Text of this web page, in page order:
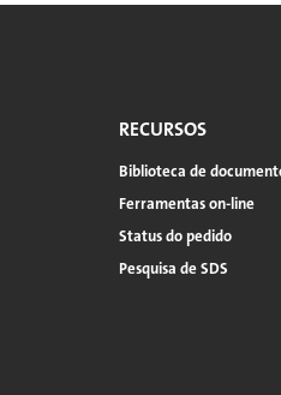
RECURSOS
Biblioteca de
Ferramentas on-line
Status do pedido
Pesquisa de SDS